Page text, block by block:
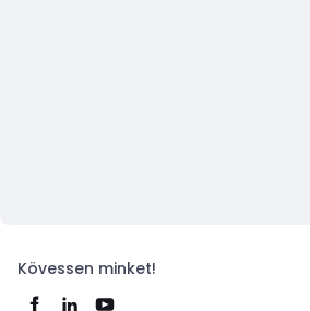
Kövessen minket!